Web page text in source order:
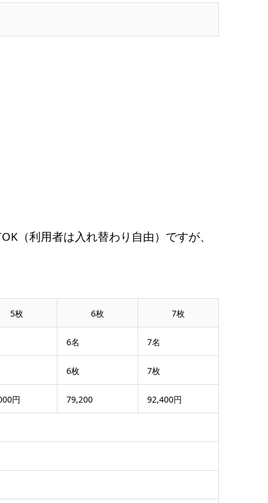
（利用者は入れ替わり自由）ですが、
5枚 6枚 7枚
6名 7名
6枚 7枚
円 79,200 92,400円